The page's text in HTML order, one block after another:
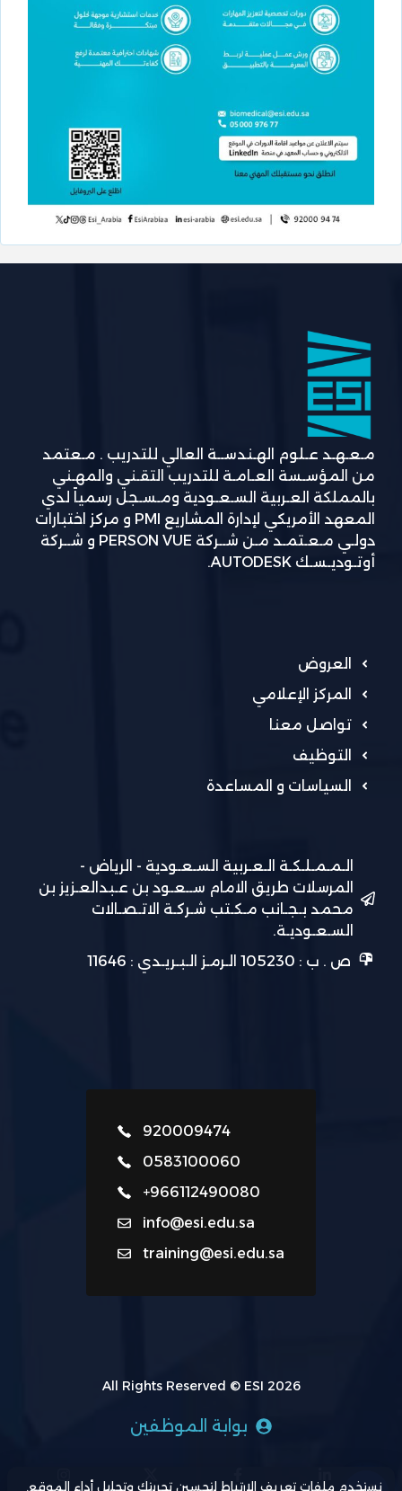
مـعـهـد عـلوم الهـندســة العالي للتدريب . مـعتمد
من المؤسـسة العـامـة للتدريب التقـني والمهـني
بالمملكة العـربية السـعـودية ومـسـجل رسمياً لدي
المعهد الأمريكي لإدارة المشاريع PMI و مركز اختبارات
دولـي مـعـتمـد مـن شــركة PERSON VUE و شــركة
أوتـوديـسـك AUTODESK.
العروض
المركز الإعلامي
تواصل معنا
التوظيف
السياسات و المساعدة
الـمـمـلـكـة الـعـربية السـعـودية - الرياض -
المرسلات طريق الامام ســعـود بن عـبدالعـزيز بن
محمد بـجـانب مـكـتب شـركـة الاتـصـالات
السـعـوديـة.
ص . ب : 105230 الـرمـز الـبـريـدي : 11646
920009474
0583100060
+966112490080
info@esi.edu.sa
training@esi.edu.sa
All Rights Reserved © ESI 2026
بوابة الموظفين
نستخدم ملفات تعريف الارتباط لتحسين تجربتك وتحليل أداء الموقع.